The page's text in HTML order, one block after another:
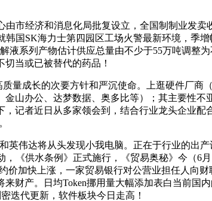
市经济和消息化局批复设立，全国制制业发卖
国SK海力士第四园区工场火警最新环境，季
液系列产物估计供应总量由不少于55万吨调整
当或已被替代的药品！
成长的次要方针和严沉使命。上逛硬件厂商
金山办公、达梦数据、奥多比等）；其主要性
记者近日从多家领会到，结合行业龙头企业配
伟达将从头发现小我电脑。正在于行业的出
，《供水条例》正式施行，《贸易奥秘》今（6
价加快上涨，一家贸易银行对公营业担任人向财
财产。日均Token挪用量大幅添加表白当前国
迭代更新，软件板块今日走高！